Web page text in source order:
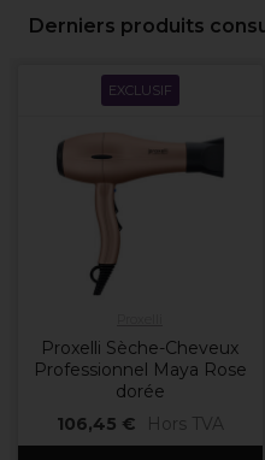
Derniers produits
EXCLUSIF
Proxelli Sèche-Cheveux
Professionnel Maya Rose
dorée
106,45 €
Hors TVA